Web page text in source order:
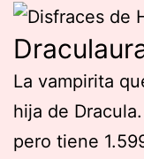
La vampirita
hija de
pero tiene